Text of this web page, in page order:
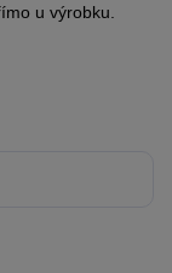
u výrobku.